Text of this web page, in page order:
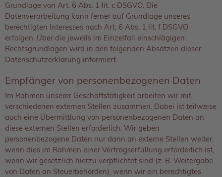
Grundlage von Art. 6 Abs. 1 lit. c DSGVO. Die
Datenverarbeitung kann ferner auf Grundlage unseres
berechtigten Interesses nach Art. 6 Abs. 1 lit. f DSGVO
erfolgen. Über die jeweils im Einzelfall einschlägigen
Rechtsgrundlagen wird in den folgenden Absätzen dieser
Datenschutzerklärung informiert.
Empfänger von personenbezogenen Daten
Im Rahmen unserer Geschäftstätigkeit arbeiten wir mit
verschiedenen externen Stellen zusammen. Dabei ist teilweise
auch eine Übermittlung von personenbezogenen Daten an
diese externen Stellen erforderlich. Wir geben
personenbezogene Daten nur dann an externe Stellen weiter,
wenn dies im Rahmen einer Vertragserfüllung erforderlich ist,
wenn wir gesetzlich hierzu verpflichtet sind (z. B. Weitergabe
von Daten an Steuerbehörden), wenn wir ein berechtigtes